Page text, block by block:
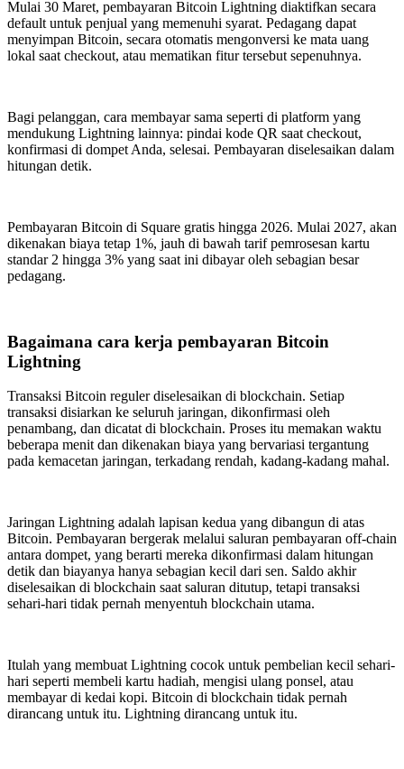
Mulai 30 Maret, pembayaran Bitcoin Lightning diaktifkan secara
default untuk penjual yang memenuhi syarat. Pedagang dapat
menyimpan Bitcoin, secara otomatis mengonversi ke mata uang
lokal saat checkout, atau mematikan fitur tersebut sepenuhnya.
Bagi pelanggan, cara membayar sama seperti di platform yang
mendukung Lightning lainnya: pindai kode QR saat checkout,
konfirmasi di dompet Anda, selesai. Pembayaran diselesaikan dalam
hitungan detik.
Pembayaran Bitcoin di Square gratis hingga 2026. Mulai 2027, akan
dikenakan biaya tetap 1%, jauh di bawah tarif pemrosesan kartu
standar 2 hingga 3% yang saat ini dibayar oleh sebagian besar
pedagang.
Bagaimana cara kerja pembayaran Bitcoin
Lightning
Transaksi Bitcoin reguler diselesaikan di blockchain. Setiap
transaksi disiarkan ke seluruh jaringan, dikonfirmasi oleh
penambang, dan dicatat di blockchain. Proses itu memakan waktu
beberapa menit dan dikenakan biaya yang bervariasi tergantung
pada kemacetan jaringan, terkadang rendah, kadang-kadang mahal.
Jaringan Lightning adalah lapisan kedua yang dibangun di atas
Bitcoin. Pembayaran bergerak melalui saluran pembayaran off-chain
antara dompet, yang berarti mereka dikonfirmasi dalam hitungan
detik dan biayanya hanya sebagian kecil dari sen. Saldo akhir
diselesaikan di blockchain saat saluran ditutup, tetapi transaksi
sehari-hari tidak pernah menyentuh blockchain utama.
Itulah yang membuat Lightning cocok untuk pembelian kecil sehari-
hari seperti membeli kartu hadiah, mengisi ulang ponsel, atau
membayar di kedai kopi. Bitcoin di blockchain tidak pernah
dirancang untuk itu. Lightning dirancang untuk itu.